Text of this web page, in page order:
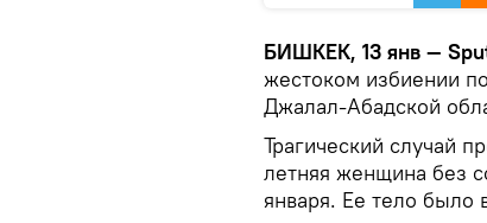
БИШКЕК, 13 янв —
жестоком избиении
Джалал-Абадской
Трагический случай
летняя женщина без
января. Ее тело было